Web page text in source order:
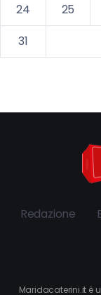
24
25
31
Redazione
Maridacaterini.it è